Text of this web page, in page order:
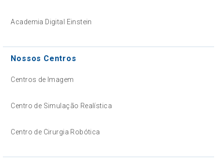
Academia Digital Einstein
Nossos Centros
Centros de Imagem
Centro de Simulação Realística
Centro de Cirurgia Robótica